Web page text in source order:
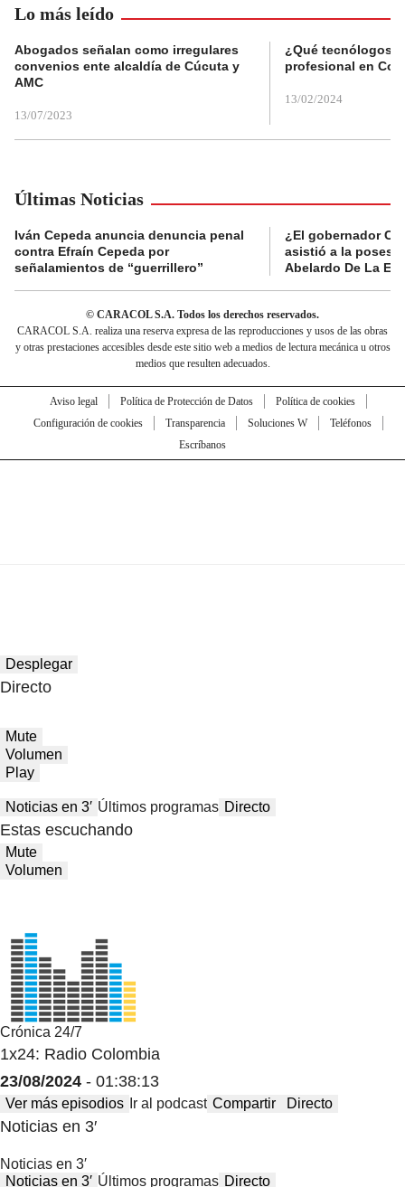
Lo más leído
Abogados señalan como irregulares
convenios ente alcaldía de Cúcuta y
AMC
13/07/2023
¿Qué tecnólogos
profesional en
13/02/2024
Últimas Noticias
Iván Cepeda anuncia denuncia penal
contra Efraín Cepeda por
señalamientos de “guerrillero”
¿El gobernador
asistió a la
Abelardo De La
© CARACOL S.A. Todos los derechos reservados.
CARACOL S.A. realiza una reserva expresa de las reproducciones y usos de las obras
y otras prestaciones accesibles desde este sitio web a medios de lectura mecánica u otros
medios que resulten adecuados.
Aviso legal Política de Protección de Datos
Política de cookies
Configuración de cookies
Transparencia Soluciones W
Teléfonos
Escríbanos
Desplegar
Directo
Mute
Volumen
Play
Noticias en 3′ Últimos programas Directo
Estas escuchando
Mute
Volumen
Crónica 24/7
1x24: Radio Colombia
23/08/2024 - 01:38:13
Ver más episodios Ir al podcast Compartir Directo
Noticias en 3′
Noticias en 3′
Noticias en 3′ Últimos programas Directo